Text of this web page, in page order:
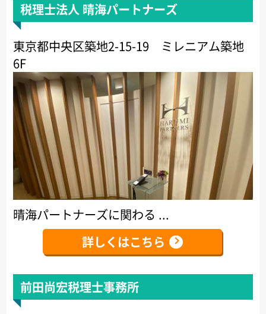
税理士法人 晴海パートナーズ
東京都中央区築地2-15-19 ミレニアム築地
6F
晴海パートナーズに関わる ...
詳しくはこちら
前田尚宏税理士事務所